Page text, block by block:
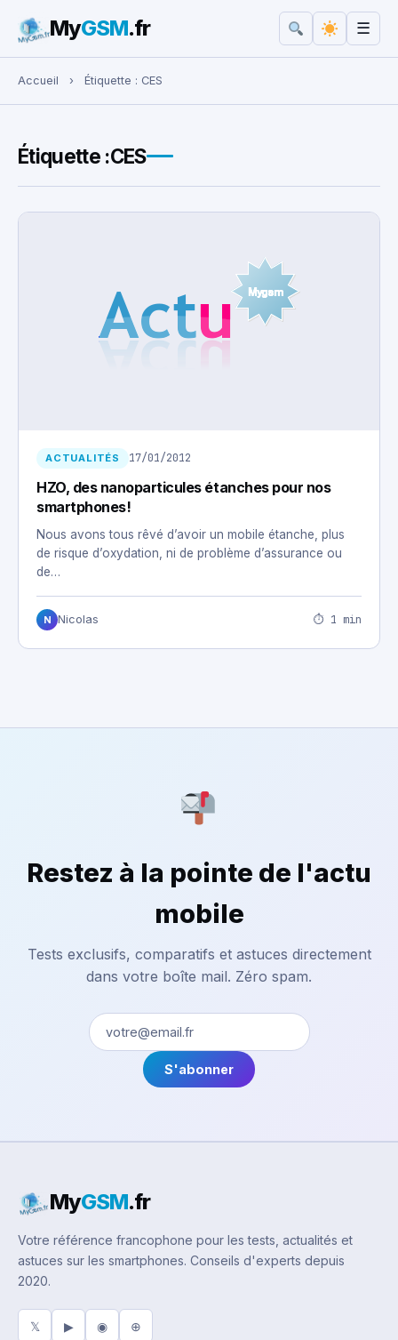
Rechercher :
MyGSM.fr ☰
Accueil › Étiquette : CES
Étiquette :CES
ACTUALITÉS 17/01/2012
HZO, des nanoparticules étanches pour nos
smartphones!
Nous avons tous rêvé d’avoir un mobile étanche, plus
de risque d’oxydation, ni de problème d’assurance ou
de…
N Nicolas ⏱ 1 min
Restez à la pointe de l'actu
mobile
Tests exclusifs, comparatifs et astuces directement
dans votre boîte mail. Zéro spam.
S'abonner
MyGSM.fr
Votre référence francophone pour les tests, actualités et
astuces sur les smartphones. Conseils d'experts depuis
2020.
𝕏 ▶ ◉ ⊕